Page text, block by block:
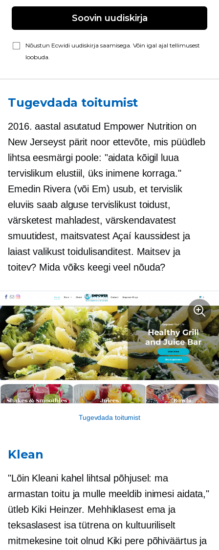
Soovin uudiskirja
Nõustun Ecwidi uudiskirja saamisega. Võin igal ajal tellimusest
loobuda.
Tugevdada toitumist
2016. aastal asutatud Empower Nutrition on
New Jerseyst pärit noor ettevõte, mis püüdleb
lihtsa eesmärgi poole: "aidata kõigil luua
tervislikum elustiil, üks inimene korraga."
Emedin Rivera (või Em) usub, et tervislik
eluviis saab alguse tervislikust toidust,
värsketest mahladest, värskendavatest
smuutidest, maitsvatest Açaí kaussidest ja
laiast valikust toidulisanditest. Maitsev ja
toitev? Mida võiks keegi veel nõuda?
Tugevdada toitumist
Klean
"Lõin Kleani kahel lihtsal põhjusel: ma
armastan toitu ja mulle meeldib inimesi aidata,"
ütleb Kiki Heinzer. Mehhiklasest ema ja
teksaslasest isa tütrena on kultuuriliselt
mitmekesine toit olnud Kiki pere põhiväärtus ja